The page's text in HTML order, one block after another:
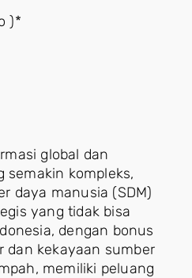
)*
global dan
kompleks,
daya manusia (SDM)
yang tidak bisa
dengan bonus
dan kekayaan sumber
memiliki peluang